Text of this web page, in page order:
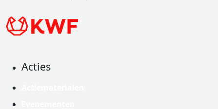
Acties